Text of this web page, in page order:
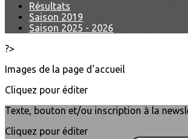
Résultats
Saison 2019
Saison 2025 - 2026
?>
Images de la page d'accueil
Cliquez pour éditer
Texte, bouton et/ou inscription à la
Cliquez pour éditer